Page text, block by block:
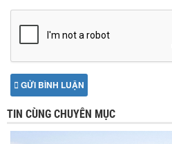
GỬI BÌNH LUẬN
TIN CÙNG CHUYÊN MỤC